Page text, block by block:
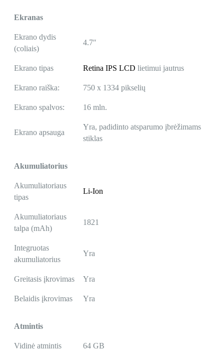
Ekranas
Ekrano dydis
(coliais)
4.7″
Ekrano tipas Retina IPS LCD lietimui jautrus
Ekrano raiška: 750 x 1334 pikselių
Ekrano spalvos: 16 mln.
Ekrano apsauga
Yra, padidinto atsparumo įbrėžimams
stiklas
Akumuliatorius
Akumuliatoriaus
tipas
Li-Ion
Akumuliatoriaus
talpa (mAh)
1821
Integruotas
akumuliatorius
Yra
Greitasis įkrovimas Yra
Belaidis įkrovimas Yra
Atmintis
Vidinė atmintis 64 GB